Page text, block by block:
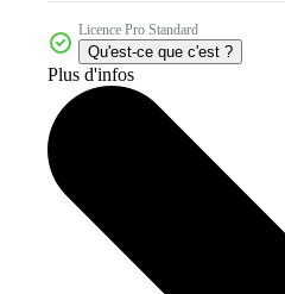
Licence Pro Standard
Qu'est-ce que c'est ?
Plus d'infos